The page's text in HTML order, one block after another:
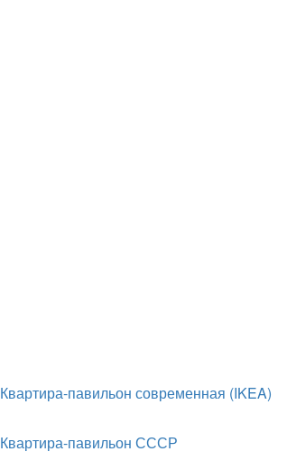
Квартира-павильон современная (IKEA)
Квартира-павильон СССР